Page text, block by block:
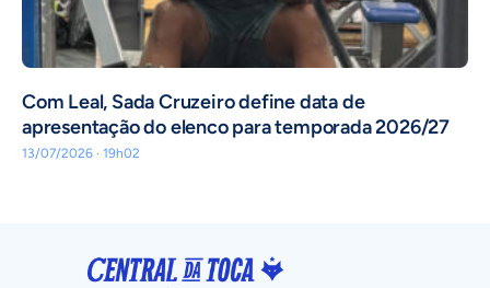
Com Leal, Sada Cruzeiro define data de
apresentação do elenco para temporada 2026/27
13/07/2026 · 19h02